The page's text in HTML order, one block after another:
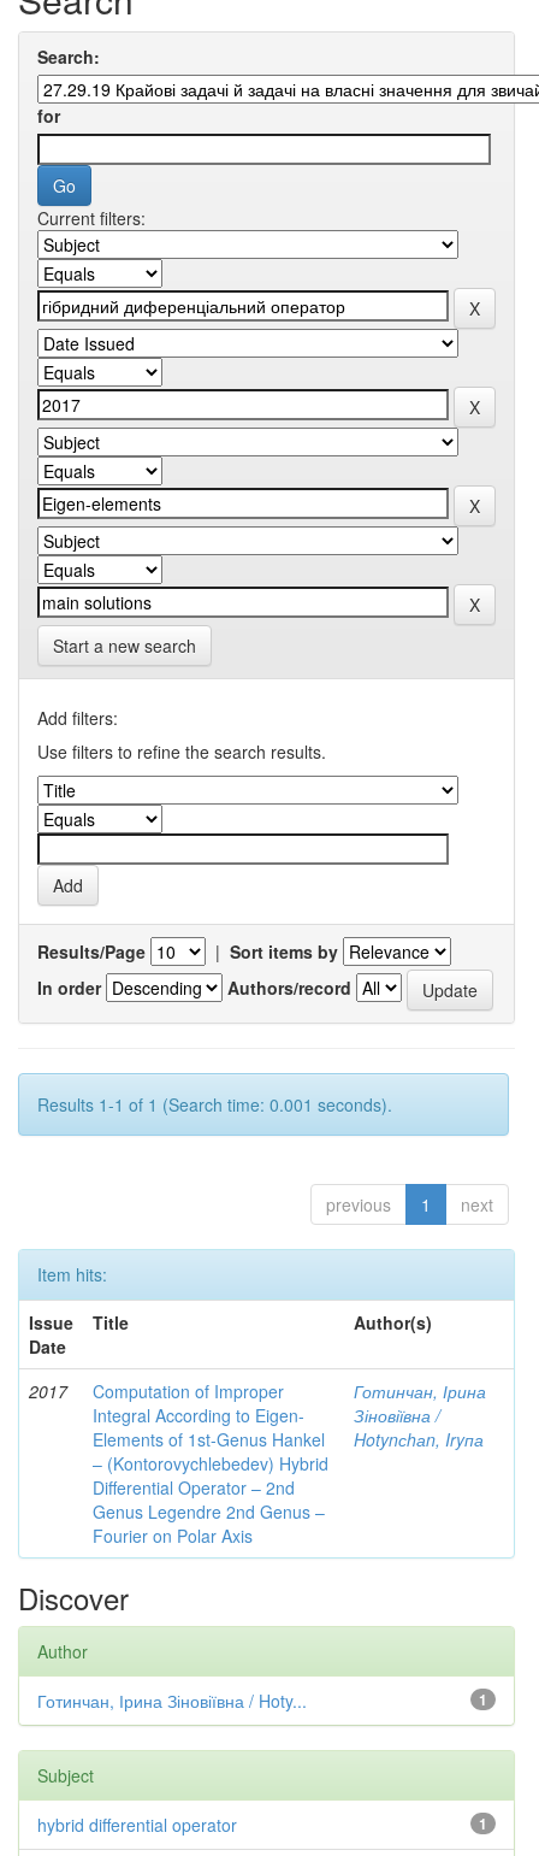
Search:
for
Current filters:
Start a new search
Add filters:
Use filters to refine the search results.
Results/Page | Sort items by
In order
Authors/record
Results 1-1 of 1 (Search time: 0.001 seconds).
previous 1 next
Item hits:
Issue
Date
Title Author(s)
2017
Computation of Improper
Integral According to Eigen-
Elements of 1st-Genus Hankel
– (Kontorovychlebedev) Hybrid
Differential Operator – 2nd
Genus Legendre 2nd Genus –
Fourier on Polar Axis
Готинчан, Ірина
Зіновіївна /
Hotynсhаn, Iryпа
Discover
Author
1
Готинчан, Ірина Зіновіївна / Hoty...
Subject
1
hybrid differential operator